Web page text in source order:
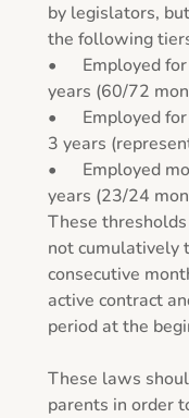
by legislators,
the following
•	Employed for more than 5 of the previous 6
years (60/72
•	Employed for more than 2.5 of the previous
3 years
•	Employed more than ~1.9 of the previous 2
years (23/24
These
not cumulatively
consecutive
active contract
period at the
These laws
parents in order